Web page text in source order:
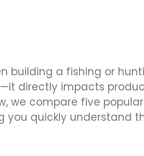
building a fishing or
directly impacts
we compare five
you quickly understand